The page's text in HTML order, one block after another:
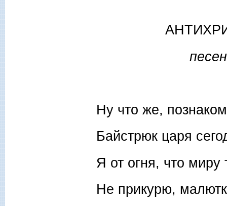
Ну что же,
Байстрюк царя
Я от огня, что
Не прикурю,